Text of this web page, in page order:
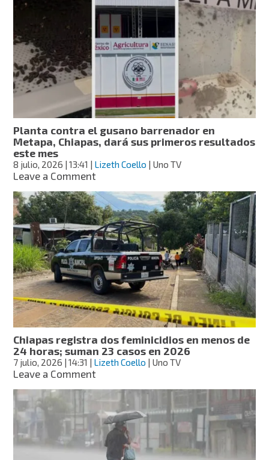
Uno
TV
producción
de
millones
moscas
estériles
contra
el
gusano
Planta contra el gusano barrenador en
Metapa, Chiapas, dará sus primeros resultados
este mes
8 julio, 2026 | 13:41 | Lizeth Coello | Uno TV
Leave a Commenton
contra
el
gusano
barrenador
en
Metapa,
Chiapas,
dará
sus
primeros
resultados
este
mes
Chiapas registra dos feminicidios en menos de
24 horas; suman 23 casos en 2026
7 julio, 2026 | 14:31 | Lizeth Coello | Uno TV
Leave a Commenton
registra
dos
feminicidios
en
menos
de